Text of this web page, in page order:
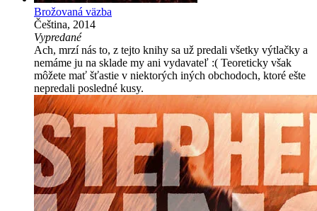
Brožovaná väzba
Čeština, 2014
Vypredané
Ach, mrzí nás to, z tejto knihy sa už predali všetky výtlačky a
nemáme ju na sklade my ani vydavateľ :( Teoreticky však
môžete mať šťastie v niektorých iných obchodoch, ktoré ešte
nepredali posledné kusy.